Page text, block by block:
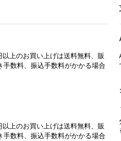
上のお買い上げは送料無料、販
数料、振込手数料がかかる場合
上のお買い上げは送料無料、販
数料、振込手数料がかかる場合